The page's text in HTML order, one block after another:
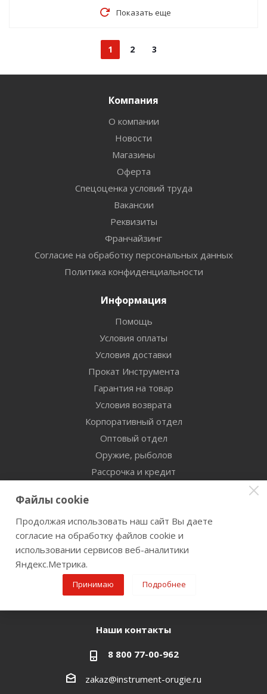
Показать еще
1 2 3
Компания
О компании
Новости
Магазины
Оферта
Спецоценка условий труда
Вакансии
Реквизиты
Франчайзинг
Согласие на обработку персональных данных
Политика конфиденциальности
Информация
Помощь
Условия оплаты
Условия доставки
Прокат Инструмента
Гарантия на товар
Условия возврата
Корпоративный отдел
Оптовый отдел
Оружие, рыболов
Рассрочка и кредит
Помощь
Бренды
Оставайтесь на связи
Наши контакты
8 800 77-00-962
zakaz@instrument-orugie.ru
Файлы cookie
Продолжая использовать наш сайт Вы даете
согласие на обработку файлов cookie и
использовании сервисов веб-аналитики
Яндекс.Метрика.
Принимаю Подробнее